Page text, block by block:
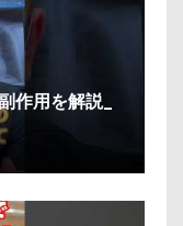
作用を解説_